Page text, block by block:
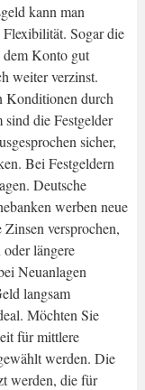
kann man
Sogar die
dem Konto gut
weiter verzinst.
Konditionen durch
sind die Festgelder
sicher,
Bei Festgeldern
Deutsche
werben neue
versprochen,
längere
Neuanlagen
langsam
Möchten Sie
für mittlere
werden. Die
werden, die für